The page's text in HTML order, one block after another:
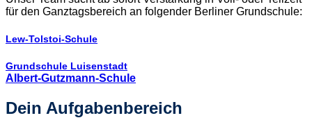
für den Ganztagsbereich an folgender Berliner Grundschule:
Lew-Tolstoi-Schule
Grundschule Luisenstadt
Albert-Gutzmann-Schule
Dein Aufgabenbereich